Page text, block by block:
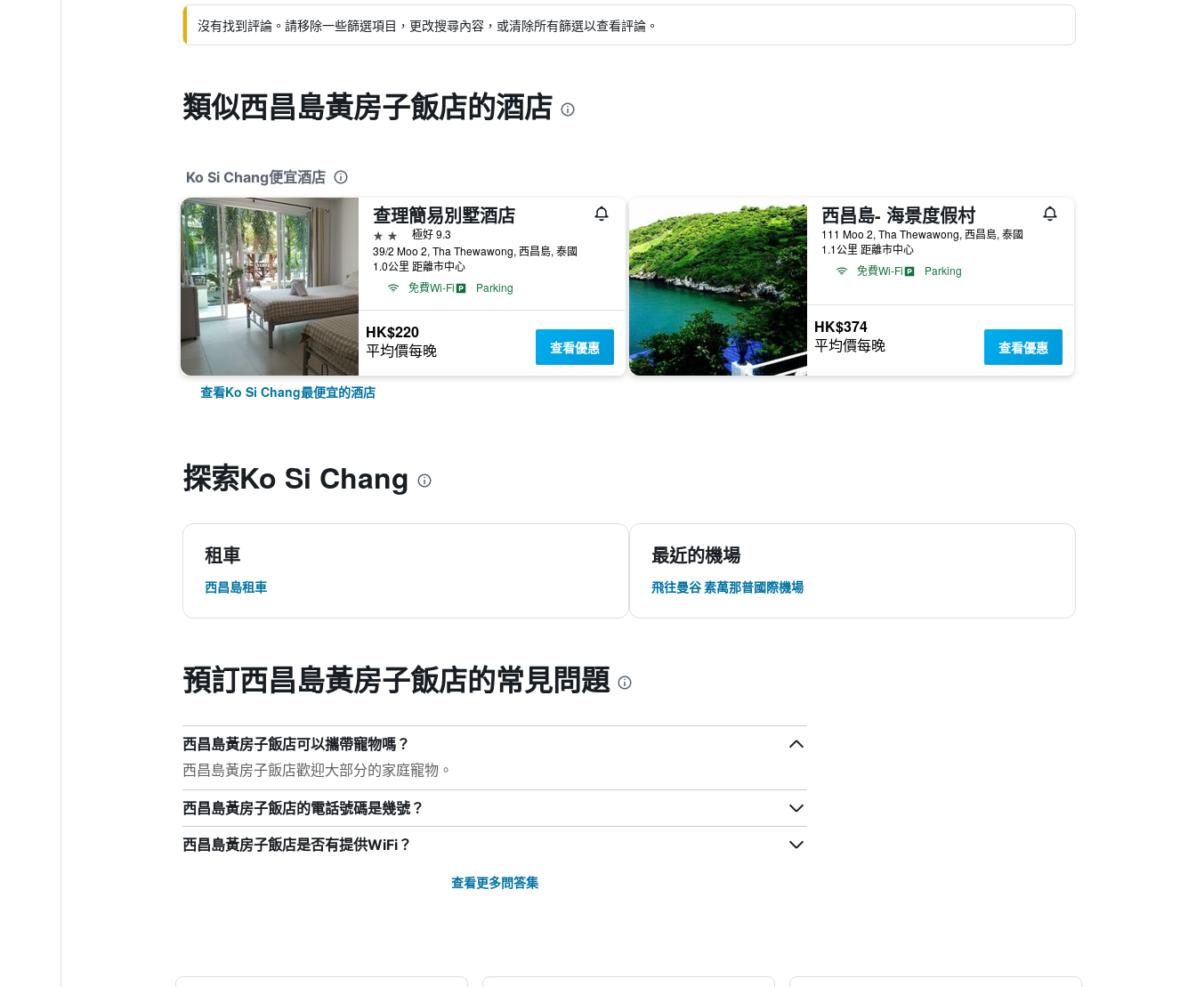
沒有找到評論。請移除一些篩選項目，更改搜尋內容，或清除所有篩選以查看評論。
類似西昌島黃房子飯店的酒店
Ko Si Chang便宜酒店
查理簡易別墅酒店
2星級
極好 9.3
39/2 Moo 2, Tha Thewawong, 西昌島, 泰國
1.0公里 距離市中心
免費Wi-Fi
Parking
HK$220
平均價每晚 查看優惠
西昌島- 海景度假村
111 Moo 2, Tha Thewawong, 西昌島, 泰國
1.1公里 距離市中心
免費Wi-Fi
Parking
HK$374
平均價每晚 查看優惠
查看Ko Si Chang最便宜的酒店
探索Ko Si Chang
租車
西昌島租車
最近的機場
飛往曼谷 素萬那普國際機場
預訂西昌島黃房子飯店的常見問題
西昌島黃房子飯店可以攜帶寵物嗎？
西昌島黃房子飯店歡迎大部分的家庭寵物。
西昌島黃房子飯店的電話號碼是幾號？
西昌島黃房子飯店是否有提供WiFi？
查看更多問答集